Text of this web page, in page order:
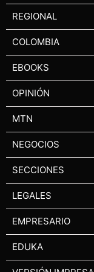
REGIONAL
COLOMBIA
EBOOKS
OPINIÓN
MTN
NEGOCIOS
SECCIONES
LEGALES
EMPRESARIO
EDUKA